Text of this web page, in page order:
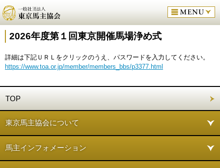
2026年度第１回東京開催馬場浄め式
詳細は下記ＵＲＬをクリックのうえ、パスワードを入力してください。
https://www.toa.or.jp/member/members_bbs/p3377.html
TOP
東京馬主協会について
馬主インフォメーション